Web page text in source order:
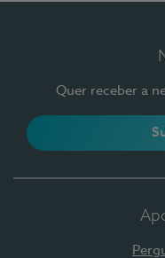
Quer receber a